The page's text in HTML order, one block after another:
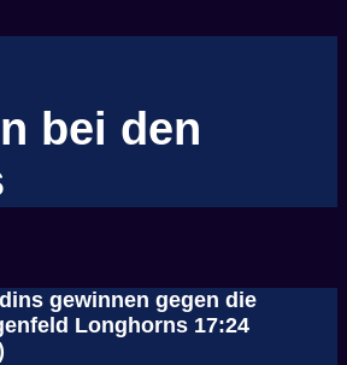
bei den
gewinnen gegen die
Longhorns 17:24